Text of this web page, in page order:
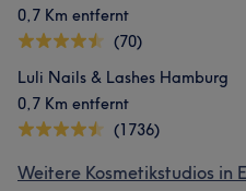
0,7 Km entfernt
(70)
Luli Nails & Lashes Hamburg
0,7 Km entfernt
(1736)
Weitere Kosmetikstudios in